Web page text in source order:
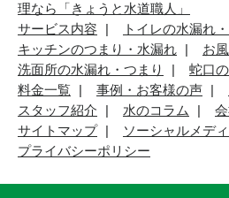
理なら「きょうと水道職人」
サービス内容
トイレの水漏れ
キッチンのつまり・水漏れ
お
洗面所の水漏れ・つまり
蛇口
料金一覧
事例・お客様の声
スタッフ紹介
水のコラム
サイトマップ
ソーシャルメデ
プライバシーポリシー